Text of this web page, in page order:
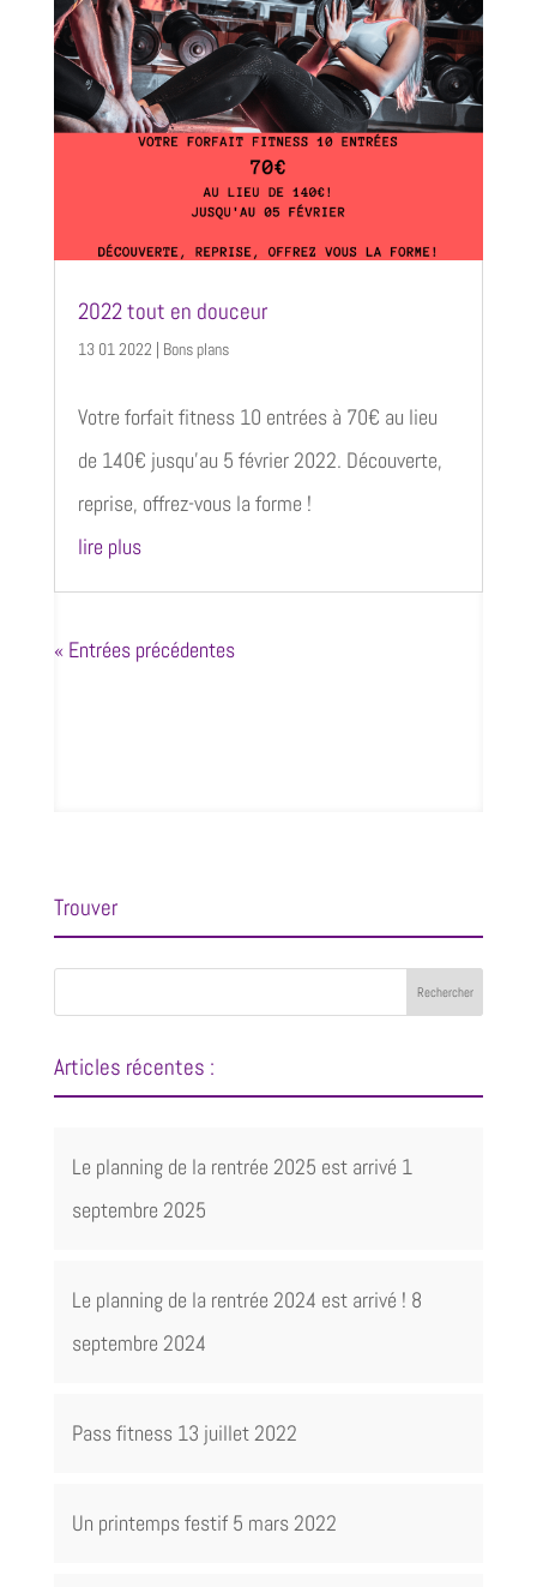
2022 tout en douceur
13 01 2022 | Bons plans
Votre forfait fitness 10 entrées à 70€ au lieu
de 140€ jusqu’au 5 février 2022. Découverte,
reprise, offrez-vous la forme !
lire plus
« Entrées précédentes
Trouver
Articles récentes :
Le planning de la rentrée 2025 est arrivé 1
septembre 2025
Le planning de la rentrée 2024 est arrivé ! 8
septembre 2024
Pass fitness 13 juillet 2022
Un printemps festif 5 mars 2022